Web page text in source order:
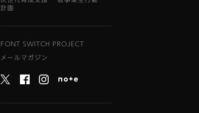
計画
FONT SWITCH PROJECT
メールマガジン